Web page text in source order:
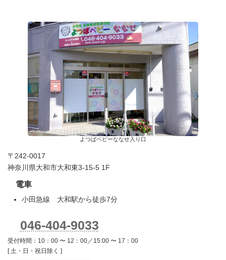
よつばベビーななせ入り口
〒242-0017
神奈川県大和市大和東3-15-5 1F
電車
小田急線 大和駅から徒歩7分
046-404-9033
受付時間：10：00 〜 12：00／15:00 〜 17：00
[ 土・日・祝日除く ]